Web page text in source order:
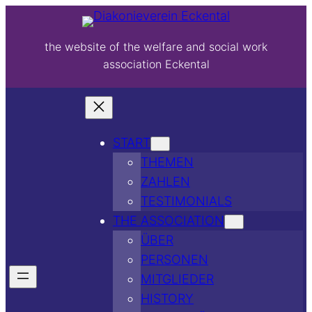
the website of the welfare and social work
association Eckental
START
THEMEN
ZAHLEN
TESTIMONIALS
THE ASSOCIATION
ÜBER
PERSONEN
MITGLIEDER
HISTORY